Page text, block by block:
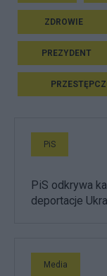
ZDROWIE
PREZYDENT
PiS
PiS odkrywa
deportacje
Media